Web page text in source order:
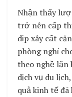
Nhận thấy
trở nên cấp
dịp xây cất
phòng nghỉ
theo nghề lặn
dịch vụ du
quả kinh tế